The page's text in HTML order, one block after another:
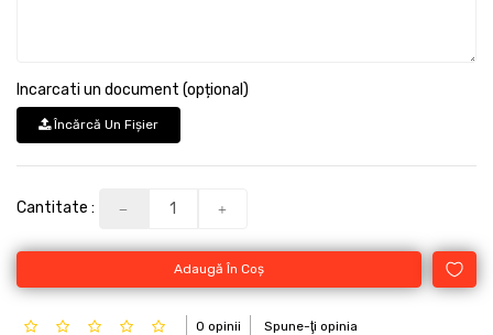
Incarcati un document (opțional)
Încărcă Un Fişier
Cantitate :
Adaugă În Coş
0 opinii Spune-ţi opinia